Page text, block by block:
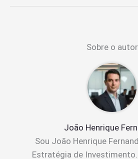
Sobre o autor
João Henrique
Sou João Henrique
Estratégia de